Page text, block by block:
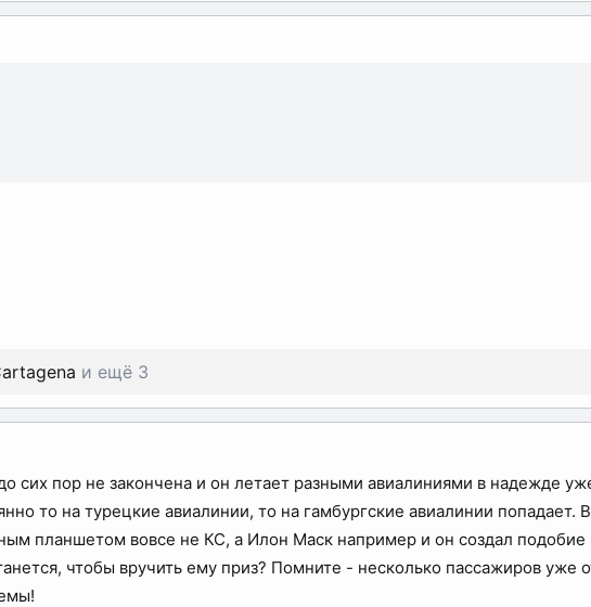
и ещё 3
сих пор не закончена и он летает разными авиалиниями в надежде
то на турецкие авиалинии, то на гамбургские авиалинии
планшетом вовсе не КС, а Илон Маск например и он создал подобие
чтобы вручить ему приз? Помните - несколько пассажиров уже